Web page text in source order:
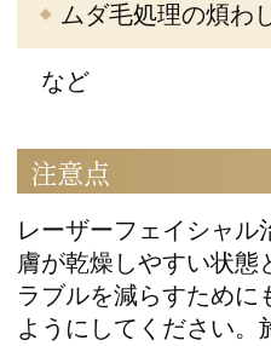
ムダ毛処理の煩わ
など
注意点
レーザーフェイシャル
膚が乾燥しやすい状態
ラブルを減らすために
ようにしてください。